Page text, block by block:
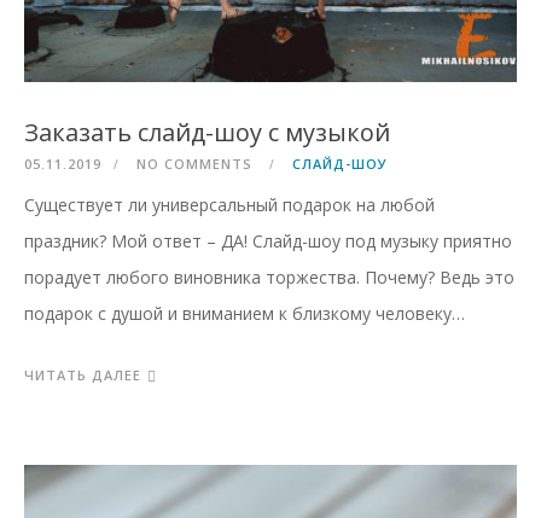
Заказать слайд-шоу с музыкой
05.11.2019 NO COMMENTS СЛАЙД-ШОУ
Существует ли универсальный подарок на любой
праздник? Мой ответ – ДА! Слайд-шоу под музыку приятно
порадует любого виновника торжества. Почему? Ведь это
подарок с душой и вниманием к близкому человеку…
ЧИТАТЬ ДАЛЕЕ